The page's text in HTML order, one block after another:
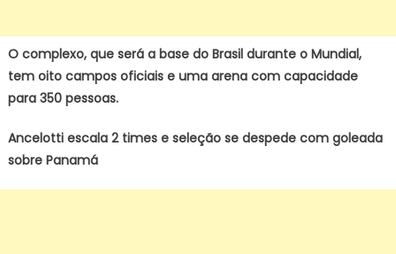
O complexo, que será a base do Brasil durante o Mundial,
tem oito campos oficiais e uma arena com capacidade
para 350 pessoas.
Ancelotti escala 2 times e seleção se despede com goleada
sobre Panamá